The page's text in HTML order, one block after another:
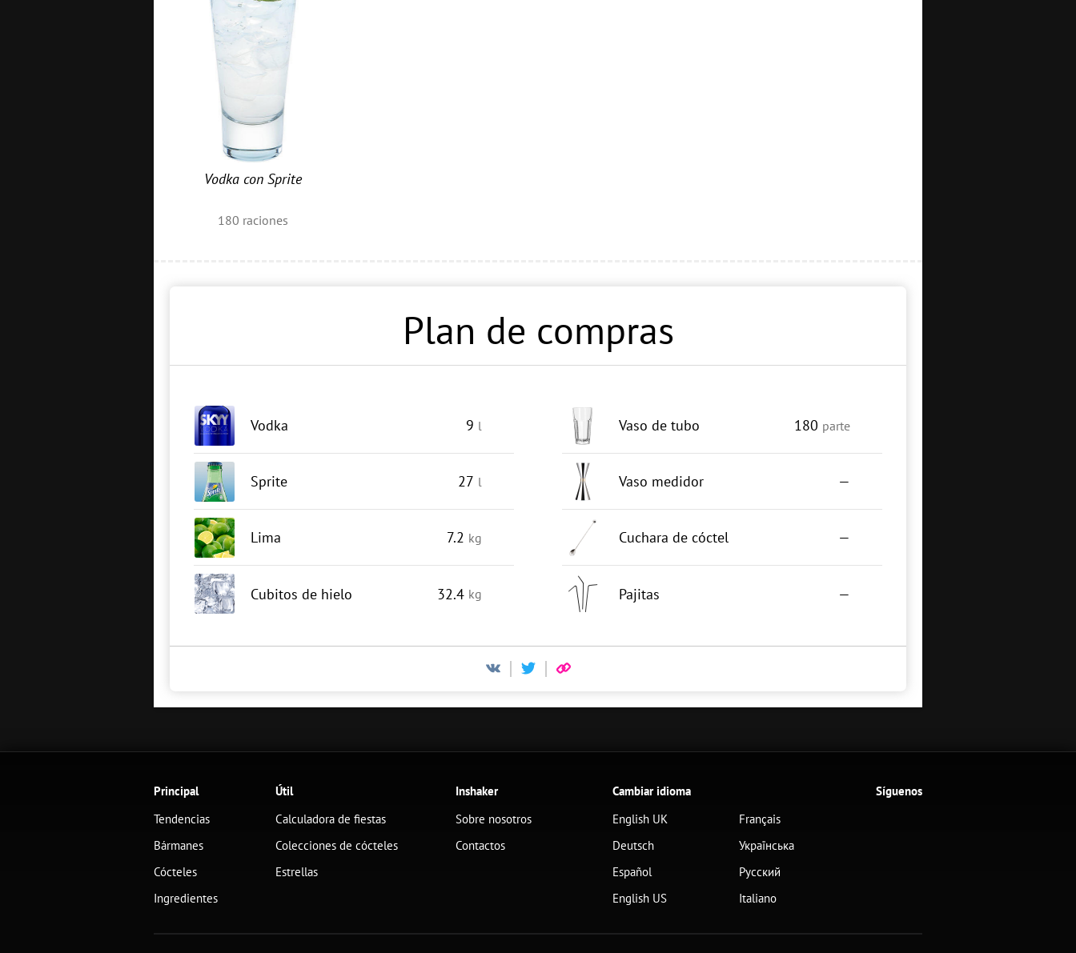
Vodka con Sprite
180 raciones
Plan de compras
Vodka 9 l
Sprite 27 l
Lima 7.2 kg
Cubitos de hielo 32.4 kg
Vaso de tubo 180 parte
Vaso medidor —
Cuchara de cóctel —
Pajitas —
Principal
Tendencias
Bármanes
Cócteles
Ingredientes
Útil
Calculadora de fiestas
Colecciones de cócteles
Estrellas
Inshaker
Sobre nosotros
Contactos
Cambiar idioma
English UK
Deutsch
Español
English US
Français
Українська
Русский
Italiano
Síguenos